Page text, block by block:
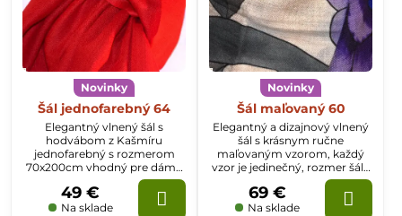
Novinky
Šál jednofarebný 64
Elegantný vlnený šál s
hodvábom z Kašmíru
jednofarebný s rozmerom
70x200cm vhodný pre dámy
Na sklade
49 €
Novinky
Šál maľovaný 60
Elegantný a dizajnový vlnený
šál s krásnym ručne
maľovaným vzorom, každý
vzor je jedinečný, rozmer šálu
je 70x200cm
Na sklade
69 €